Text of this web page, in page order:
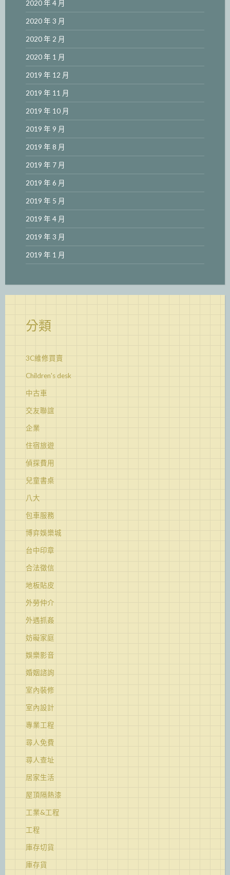
2020 年 4 月
2020 年 3 月
2020 年 2 月
2020 年 1 月
2019 年 12 月
2019 年 11 月
2019 年 10 月
2019 年 9 月
2019 年 8 月
2019 年 7 月
2019 年 6 月
2019 年 5 月
2019 年 4 月
2019 年 3 月
2019 年 1 月
分類
3C維修買賣
Children's desk
中古車
交友聯誼
企業
住宿旅遊
偵探費用
兒童書桌
八大
包車服務
博弈娛樂城
台中印章
合法徵信
地板貼皮
外勞仲介
外遇抓姦
妨礙家庭
娛樂影音
婚姻諮詢
室內裝修
室內設計
專業工程
尋人免費
尋人查址
居家生活
屋頂隔熱漆
工業&工程
工程
庫存切貨
庫存貨